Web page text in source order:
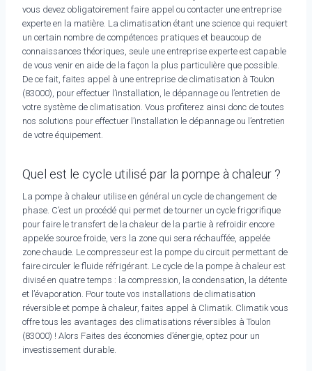
vous devez obligatoirement faire appel ou contacter une entreprise
experte en la matière. La climatisation étant une science qui requiert
un certain nombre de compétences pratiques et beaucoup de
connaissances théoriques, seule une entreprise experte est capable
de vous venir en aide de la façon la plus particulière que possible.
De ce fait, faites appel à une entreprise de climatisation à Toulon
(83000), pour effectuer l’installation, le dépannage ou l’entretien de
votre système de climatisation. Vous profiterez ainsi donc de toutes
nos solutions pour effectuer l’installation le dépannage ou l’entretien
de votre équipement.
Quel est le cycle utilisé par la pompe à chaleur ?
La pompe à chaleur utilise en général un cycle de changement de
phase. C’est un procédé qui permet de tourner un cycle frigorifique
pour faire le transfert de la chaleur de la partie à refroidir encore
appelée source froide, vers la zone qui sera réchauffée, appelée
zone chaude. Le compresseur est la pompe du circuit permettant de
faire circuler le fluide réfrigérant. Le cycle de la pompe à chaleur est
divisé en quatre temps : la compression, la condensation, la détente
et l’évaporation. Pour toute vos installations de climatisation
réversible et pompe à chaleur, faites appel à Climatik. Climatik vous
offre tous les avantages des climatisations réversibles à Toulon
(83000) ! Alors Faites des économies d’énergie, optez pour un
investissement durable.